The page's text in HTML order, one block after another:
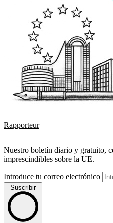
Rapporteur
Nuestro boletín diario y gratuito,
imprescindibles sobre la UE.
Introduce tu correo electrónico
Suscribir